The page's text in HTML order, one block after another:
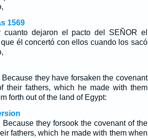
1569
cuanto dejaron el pacto del SEÑOR el
él concertó con ellos cuando los sacó
they have forsaken the covenant
their fathers, which he made with them
forth out of the land of Egypt:
they forsook the covenant of the
fathers, which he made with them when